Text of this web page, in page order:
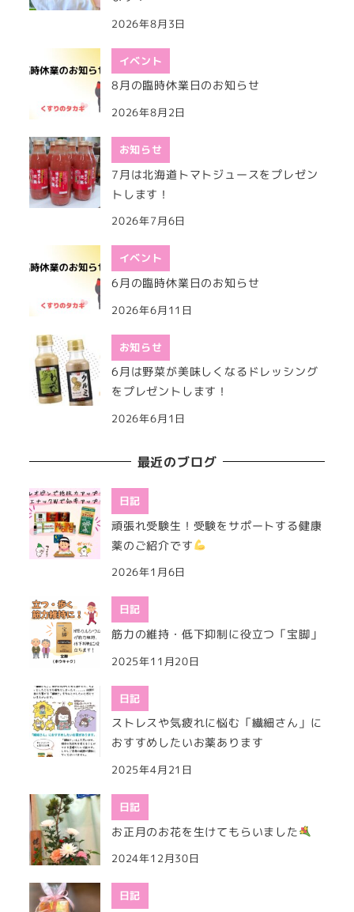
2026年8月3日
イベント
8月の臨時休業日のお知らせ
2026年8月2日
お知らせ
7月は北海道トマトジュースをプレゼン
トします！
2026年7月6日
イベント
6月の臨時休業日のお知らせ
2026年6月11日
お知らせ
6月は野菜が美味しくなるドレッシング
をプレゼントします！
2026年6月1日
最近のブログ
日記
頑張れ受験生！受験をサポートする健康
薬のご紹介です
2026年1月6日
日記
筋力の維持・低下抑制に役立つ「宝脚」
2025年11月20日
日記
ストレスや気疲れに悩む「繊細さん」に
おすすめしたいお薬あります
2025年4月21日
日記
お正月のお花を生けてもらいました
2024年12月30日
日記